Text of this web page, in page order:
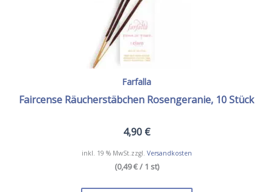
Farfalla
Faircense Räucherstäbchen Rosengeranie, 10 Stück
4,90 €
inkl. 19 % MwSt. zzgl. Versandkosten
(0,49 € / 1 st)